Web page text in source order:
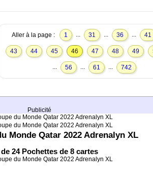
Aller à la page : 1 ... 31 ... 36 ... 41
43 44 45 46 47 48 49
... 56 ... 61 ... 742
Publicité
Monde Qatar 2022 Adrenalyn XL
24 Pochettes de 8 cartes